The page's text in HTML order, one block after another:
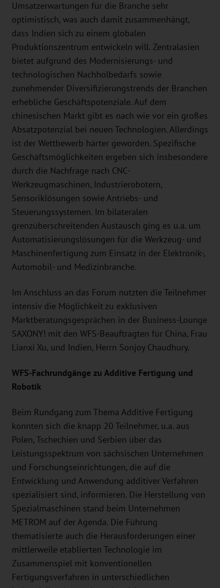
Umsatzerwartungen für die Branche sehr
optimistisch, was auch damit zusammenhängt,
dass Indien sich zu einem globalen
Produktionszentrum entwickeln will. Zentralasien
bietet aufgrund des Modernisierungs- und
technologischen Nachholbedarfs sowie
zunehmender Diversifizierungstrends der Branchen
erhebliche Geschäftspotenziale. Auf dem
chinesischen Markt gibt es nach wie vor ein großes
Absatzpotenzial bei neuen Technologien. Allerdings
ist der Wettbewerb härter geworden. Spezifische
Geschäftsmöglichkeiten ergeben sich insbesondere
durch die Nachfrage nach CNC-
Werkzeugmaschinen, Industrierobotern,
Sensoriklösungen sowie Antriebs- und
Steuerungssystemen. Im bilateralen
grenzüberschreitenden Austausch ging es u.a. um
Automatisierungslösungen für die Werkzeug- und
Maschinenfertigung zum Einsatz in der Elektronik-,
Automobil- und Medizinbranche.
Im Anschluss an das Forum nutzten die Teilnehmer
intensiv die Möglichkeit zu exklusiven
Marktberatungsgesprächen in der Business-Lounge
SAXONY! mit den WFS-Beauftragten für China, Frau
Lianxi Xu, und Indien, Herrn Sonjoy Chaudhury.
WFS-Fachrundgänge zu Additive Fertigung und
Robotik
Beim Rundgang zum Thema Additive Fertigung
konnten sich die knapp 20 Teilnehmer, u.a. aus
Polen, Tschechien und Serbien über das
Leistungsspektrum von sächsischen Unternehmen
und Forschungseinrichtungen, die auf die
Entwicklung und Anwendung additiver Verfahren
spezialisiert sind, informieren. Die Herstellung von
Spezialmaschinen stand beim Unternehmen
METROM auf der Agenda. Die Führung
thematisierte auch die Herausforderungen einer
mittlerweile etablierten Technologie im
Zusammenspiel mit konventionellen
Fertigungsverfahren in unterschiedlichen